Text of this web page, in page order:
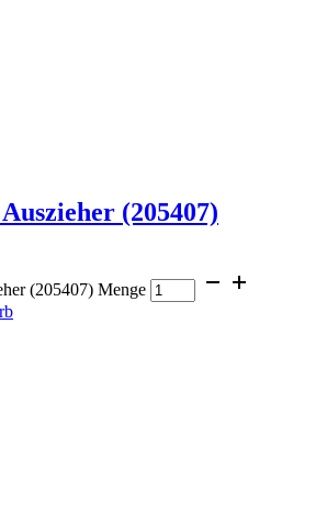
(205407)
(205407) Menge